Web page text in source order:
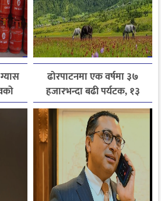
ढोरपाटनमा एक वर्षमा ३७
हजारभन्दा बढी पर्यटक, १३
हजारले बढ्यो आगमन